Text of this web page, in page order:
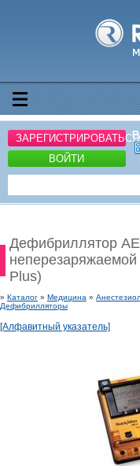
ЗАРЕГИСТРИРОВАТЬСЯ
ВОЙТИ
Дефибриллятор
Plus)
» Каталог » Медицина »
Дефибрилляторы
[Алфавитный указатель]